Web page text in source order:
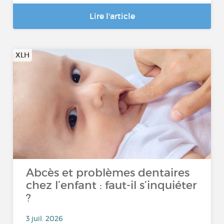
Lire l'article
XLH
Abcès et problèmes dentaires
chez l’enfant : faut-il s’inquiéter
?
3 juil. 2026